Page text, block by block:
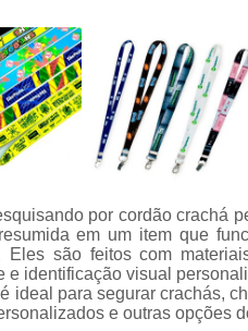
por cordão crachá
em um item que
Eles são feitos com
e identificação visual
ideal para segurar crachás,
e outras opções